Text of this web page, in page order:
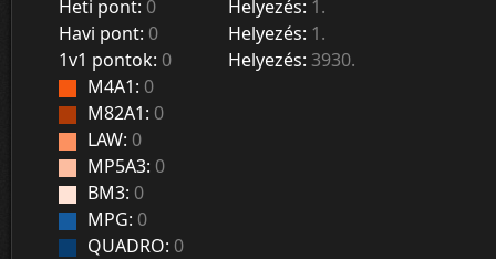
Heti pont: 0 Helyezés: 1.
Havi pont: 0 Helyezés: 1.
1v1 pontok: 0 Helyezés: 3930.
M4A1: 0
M82A1: 0
LAW: 0
MP5A3: 0
BM3: 0
MPG: 0
QUADRO: 0